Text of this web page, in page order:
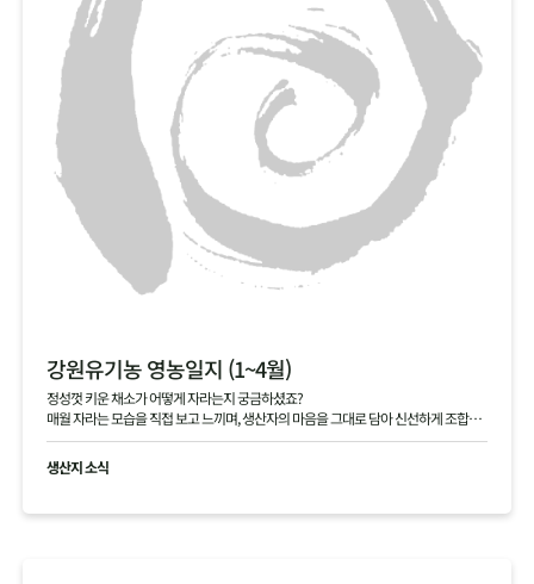
강원유기농 영농일지 (1~4월)
정성껏 키운 채소가 어떻게 자라는지 궁금하셨죠?
매월 자라는 모습을 직접 보고 느끼며, 생산자의 마음을 그대로 담아 신선하게 조합원
님께 전달해 드립니다.
생산지 소식